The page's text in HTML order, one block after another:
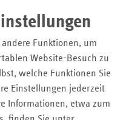
Funktionen, um
Website-Besuch zu
welche Funktionen Sie
Einstellungen jederzeit
Informationen, etwa zum
2021